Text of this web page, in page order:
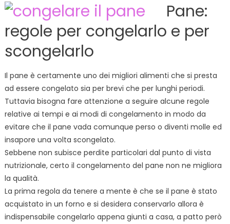
congelarlo
maniera
Pane:
regole per congelarlo e per
scongelarlo
Il pane è certamente uno dei migliori alimenti che si presta
ad essere congelato sia per brevi che per lunghi periodi.
Tuttavia bisogna fare attenzione a seguire alcune regole
relative ai tempi e ai modi di congelamento in modo da
evitare che il pane vada comunque perso o diventi molle ed
insapore una volta scongelato.
Sebbene non subisce perdite particolari dal punto di vista
nutrizionale, certo il congelamento del pane non ne migliora
la qualità.
La prima regola da tenere a mente è che se il pane è stato
acquistato in un forno e si desidera conservarlo allora è
indispensabile congelarlo appena giunti a casa, a patto però